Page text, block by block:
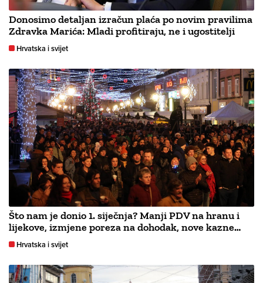
Donosimo detaljan izračun plaća po novim pravilima
Zdravka Marića: Mladi profitiraju, ne i ugostitelji
Hrvatska i svijet
Što nam je donio 1. siječnja? Manji PDV na hranu i
lijekove, izmjene poreza na dohodak, nove kazne…
Hrvatska i svijet